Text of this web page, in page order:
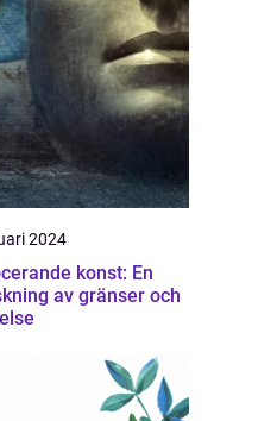
2024
konst: En
av gränser och